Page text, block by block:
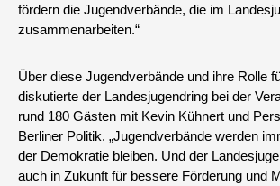
fördern die Jugendverbände, die im
zusammenarbeiten.“
Über diese Jugendverbände und ihre Rolle
diskutierte der Landesjugendring bei der
rund 180 Gästen mit Kevin Kühnert und
Berliner Politik. „Jugendverbände werden
der Demokratie bleiben. Und der
auch in Zukunft für bessere Förderung und